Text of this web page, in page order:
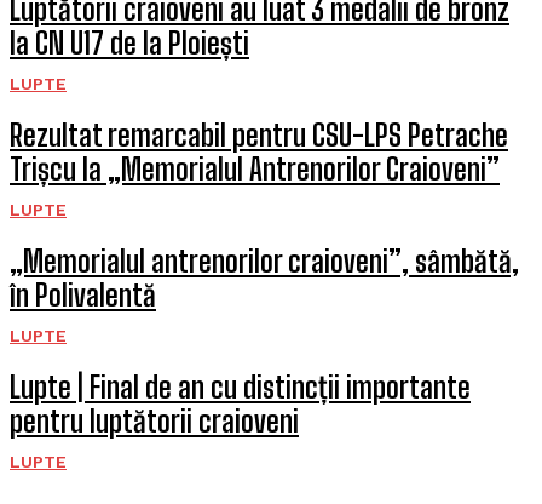
Luptătorii craioveni au luat 3 medalii de bronz
la CN U17 de la Ploiești
LUPTE
Rezultat remarcabil pentru CSU-LPS Petrache
Trișcu la „Memorialul Antrenorilor Craioveni”
LUPTE
„Memorialul antrenorilor craioveni”, sâmbătă,
în Polivalentă
LUPTE
Lupte | Final de an cu distincții importante
pentru luptătorii craioveni
LUPTE